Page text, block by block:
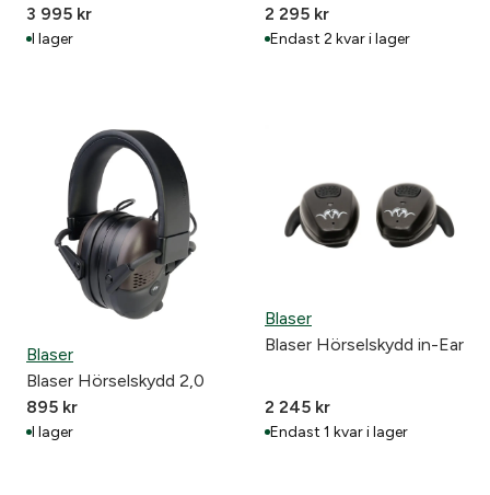
3 995 kr
I lager
2 295 kr
Endast 2 kvar i lager
Blaser
Blaser Hörselskydd 2,0
895 kr
I lager
Blaser
Blaser Hörselskydd in-Ear
2 245 kr
Endast 1 kvar i lager